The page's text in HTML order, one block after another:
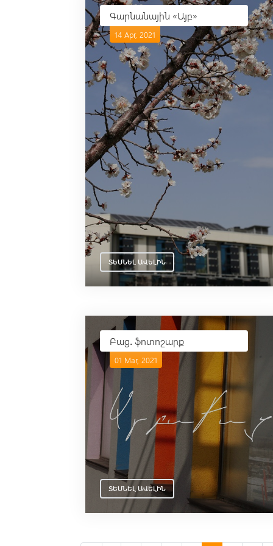
Գարնանային «Այբ»
14 Apr, 2021
ՏԵՍՆԵԼ ԱՎԵԼԻՆ
Բաց․ ֆոտոշարք
01 Mar, 2021
ՏԵՍՆԵԼ ԱՎԵԼԻՆ